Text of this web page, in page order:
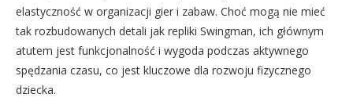
elastyczność w organizacji gier i zabaw. Choć mogą nie mieć
tak rozbudowanych detali jak repliki Swingman, ich głównym
atutem jest funkcjonalność i wygoda podczas aktywnego
spędzania czasu, co jest kluczowe dla rozwoju fizycznego
dziecka.